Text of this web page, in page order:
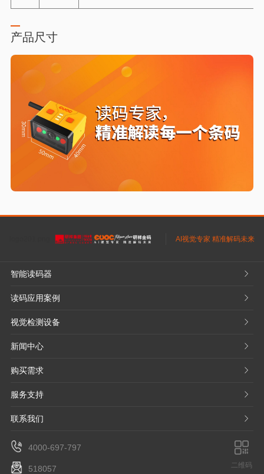
产品尺寸
AI视觉专家 精准解码未来
智能读码器 𐃮
读码应用案例 𐃮
视觉检测设备 𐃮
新闻中心 𐃮
购买需求 𐃮
服务支持 𐃮
联系我们 𐃮
4000-697-797
518057 二维码